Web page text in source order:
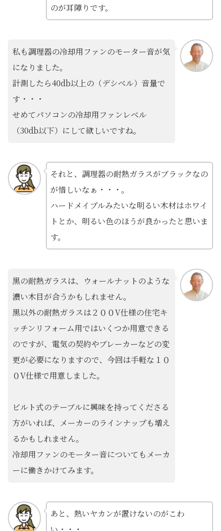
のが耳障りです。
私も調理器の冷却用ファンのモーター音が気
になりました。
計測したら40db以上の（デシベル）音量で
す・・・
せめてパソコンの冷却用ファンレベル
（30db以下）にして欲しいですね。
それと、調理器の耐熱ガラスがブラックなの
が惜しいなぁ・・・。
ハードメイプルみたいな明るい木材はホワイ
トとか、明るい色のほうが良かったと思いま
す。
黒の耐熱ガラスは、ウォールナットのような
濃い木目が合うかもしれません。
黒以外の耐熱ガラスは２００V仕様の住宅キ
ッチンリフォーム用ではいくつか用意できる
のですが、電気の契約やブレーカーなどの変
更が必要になりますので、今回は手軽な１０
０V仕様で用意しました。
ビルト式のテーブルに興味を持ってくださる
方がいれば、メーカーのラインナップも増え
るかもしれません。
冷却用ファンのモーター音についてもメーカ
ーに働きかけてみます。
あと、熱いヤカンが置けないのがこわ